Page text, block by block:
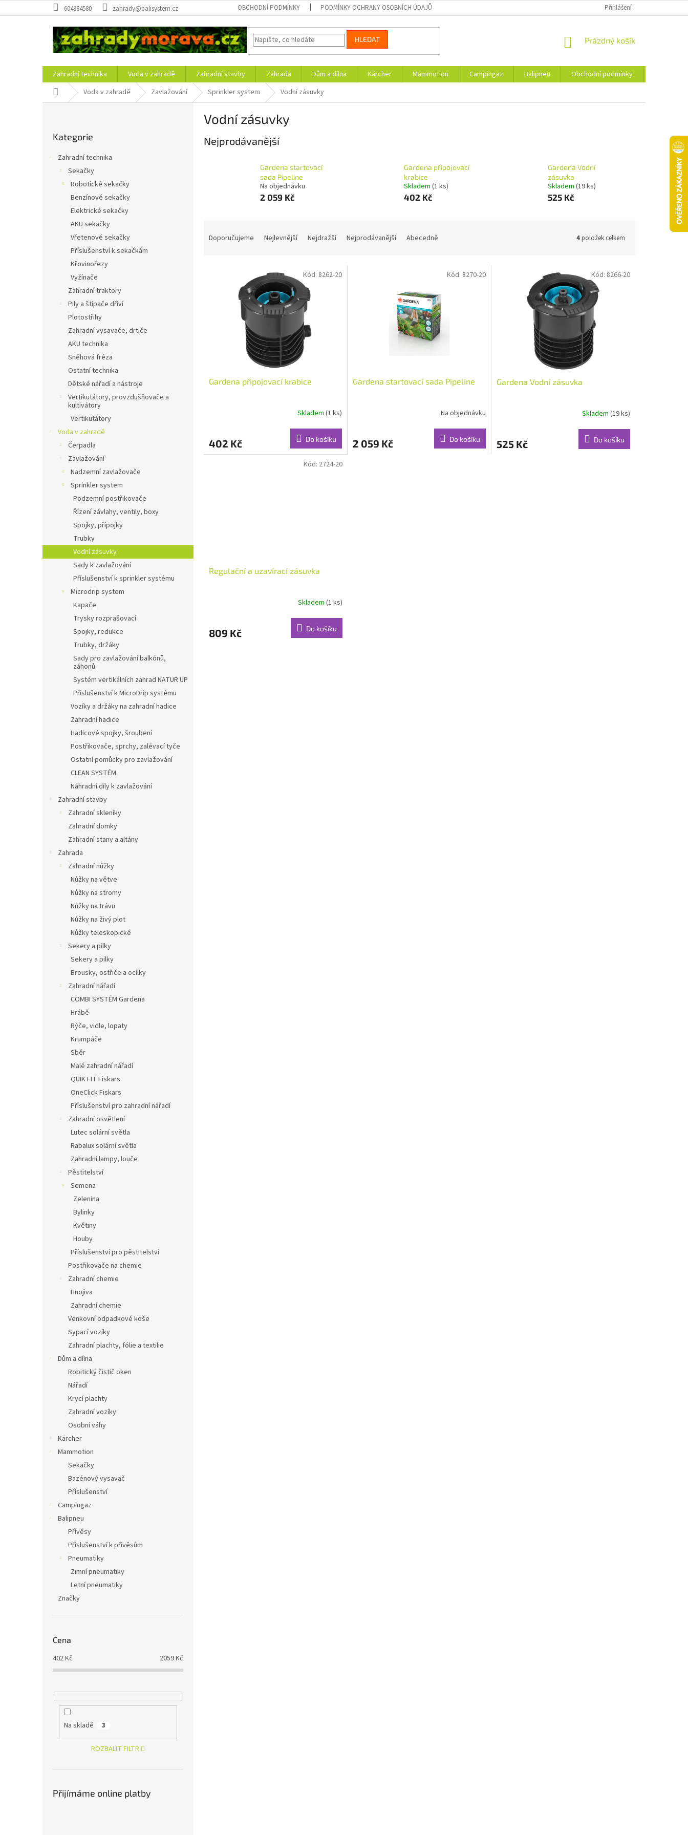
na
604984580 zahrady@balisystem.cz OBCHODNÍ PODMÍNKY PODMÍNKY OCHRANY OSOBNÍCH ÚDAJŮ Přihlášení
HLEDAT
NÁKUPNÍ
Prázdný košík
Zahradní technika Voda v zahradě Zahradní stavby Zahrada Dům a dílna Kärcher Mammotion Campingaz Balipneu Obchodní podmínky
Domů Voda v zahradě Zavlažování Sprinkler system Vodní zásuvky
kategorie
Kategorie
Zahradní technika
Sekačky
Robotické sekačky
Benzínové sekačky
Elektrické sekačky
AKU sekačky
Vřetenové sekačky
Příslušenství k sekačkám
Křovinořezy
Vyžínače
Zahradní traktory
Pily a štípače dříví
Plotostřihy
Zahradní vysavače, drtiče
AKU technika
Sněhová fréza
Ostatní technika
Dětské nářadí a nástroje
Vertikutátory, provzdušňovače a
kultivátory
Vertikutátory
Voda v zahradě
Čerpadla
Zavlažování
Nadzemní zavlažovače
Sprinkler system
Podzemní postřikovače
Řízení závlahy, ventily, boxy
Spojky, přípojky
Trubky
Vodní zásuvky
Sady k zavlažování
Příslušenství k sprinkler systému
Microdrip system
Kapače
Trysky rozprašovací
Spojky, redukce
Trubky, držáky
Sady pro zavlažování balkónů,
záhonů
Systém vertikálních zahrad NATUR UP
Příslušenství k MicroDrip systému
Vozíky a držáky na zahradní hadice
Zahradní hadice
Hadicové spojky, šroubení
Postřikovače, sprchy, zalévací tyče
Ostatní pomůcky pro zavlažování
CLEAN SYSTÉM
Náhradní díly k zavlažování
Zahradní stavby
Zahradní skleníky
Zahradní domky
Zahradní stany a altány
Zahrada
Zahradní nůžky
Nůžky na větve
Nůžky na stromy
Nůžky na trávu
Nůžky na živý plot
Nůžky teleskopické
Sekery a pilky
Sekery a pilky
Brousky, ostřiče a ocílky
Zahradní nářadí
COMBI SYSTÉM Gardena
Hrábě
Rýče, vidle, lopaty
Krumpáče
Sběr
Malé zahradní nářadí
QUIK FIT Fiskars
OneClick Fiskars
Příslušenství pro zahradní nářadí
Zahradní osvětlení
Lutec solární světla
Rabalux solární světla
Zahradní lampy, louče
Pěstitelství
Semena
Zelenina
Bylinky
Květiny
Houby
Příslušenství pro pěstitelství
Postřikovače na chemie
Zahradní chemie
Hnojiva
Zahradní chemie
Venkovní odpadkové koše
Sypací vozíky
Zahradní plachty, fólie a textilie
Dům a dílna
Robitický čistič oken
Nářadí
Krycí plachty
Zahradní vozíky
Osobní váhy
Kärcher
Mammotion
Sekačky
Bazénový vysavač
Příslušenství
Campingaz
Balipneu
Přívěsy
Příslušenství k přívěsům
Pneumatiky
Zimní pneumatiky
Letní pneumatiky
Značky
Cena
402Kč 2059Kč
Na skladě 3
ROZBALIT FILTR
Přijímáme online platby
Vodní zásuvky
Nejprodávanější
Gardena startovací
sada Pipeline
Na objednávku
2 059 Kč
Gardena připojovací
krabice
Skladem (1 ks)
402 Kč
Gardena Vodní
zásuvka
Skladem (19 ks)
525 Kč
Doporučujeme Nejlevnější Nejdražší Nejprodávanější Abecedně 4položek celkem
Gardena připojovací krabice
Skladem (1 ks)
402 Kč Do košíku
Kód: 8262-20
Gardena startovací sada Pipeline
Na objednávku
2 059 Kč Do košíku
Kód: 8270-20
Gardena Vodní zásuvka
je
Skladem (19 ks)
525 Kč Do košíku
Kód: 8266-20
Regulační a uzavírací zásuvka
Skladem (1 ks)
809 Kč Do košíku
Kód: 2724-20